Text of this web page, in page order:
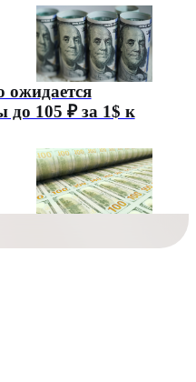
до 105 ₽ за 1$ к